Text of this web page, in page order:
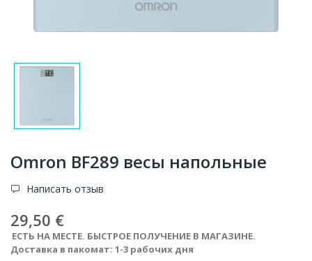
Omron BF289 весы напольные
Написать отзыв
29,50 €
ЕСТЬ НА МЕСТЕ. БЫСТРОЕ ПОЛУЧЕНИЕ В МАГАЗИНЕ.
Доставка в пакомат: 1-3 рабочих дня